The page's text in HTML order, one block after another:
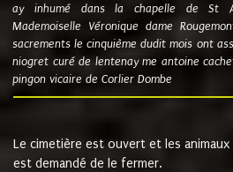
ay inhumé dans la chapelle de St
Mademoiselle Véronique dame
sacrements le cinquième dudit mois ont
niogret curé de lentenay me antoine
pingon vicaire de Corlier Dombe
Le cimetière est ouvert et les animaux
est demandé de le fermer.